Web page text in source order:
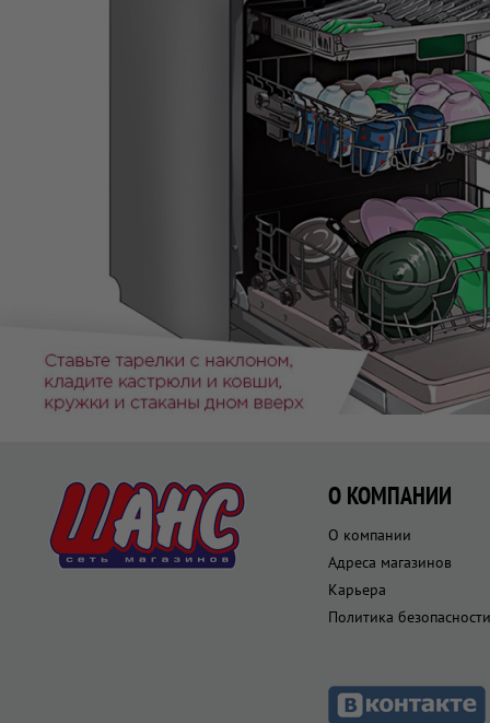
О КОМПАНИИ
О компании
Адреса магазинов
Карьера
Политика безопасности